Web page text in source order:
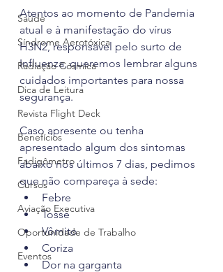
Saúde
Síndrome Aerotóxica
Radiação Cósmica
Dica de Leitura
Revista Flight Deck
Benefícios
Fadigômetro
Cursos
Aviação Executiva
Oportunidade de Trabalho
Eventos
Atentos ao momento de Pandemia
atual e à manifestação do vírus
H3N2, responsável pelo surto de
Influenza, queremos lembrar alguns
cuidados importantes para nossa
segurança.
Caso apresente ou tenha
apresentado algum dos sintomas
abaixo nos últimos 7 dias, pedimos
que não compareça à sede:
Febre
Tosse
Vômito
Coriza
Dor na garganta